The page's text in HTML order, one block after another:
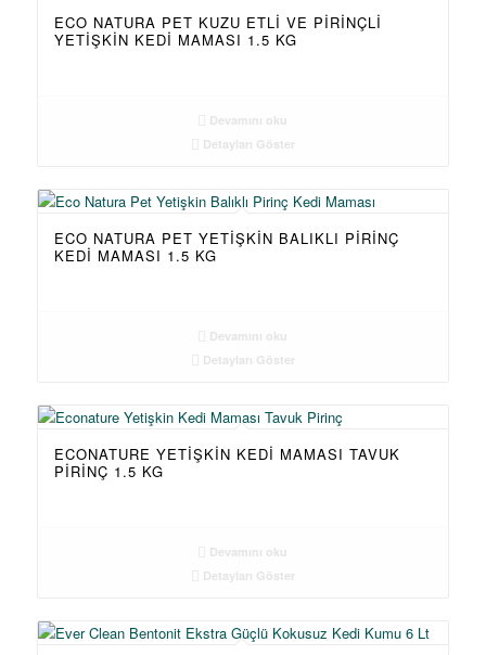
ECO NATURA PET KUZU ETLI VE PIRINÇLI
YETIŞKIN KEDI MAMASI 1.5 KG
Devamını oku
Detayları Göster
ECO NATURA PET YETIŞKIN BALIKLI PIRINÇ
KEDI MAMASI 1.5 KG
Devamını oku
Detayları Göster
ECONATURE YETIŞKIN KEDI MAMASI TAVUK
PIRINÇ 1.5 KG
Devamını oku
Detayları Göster